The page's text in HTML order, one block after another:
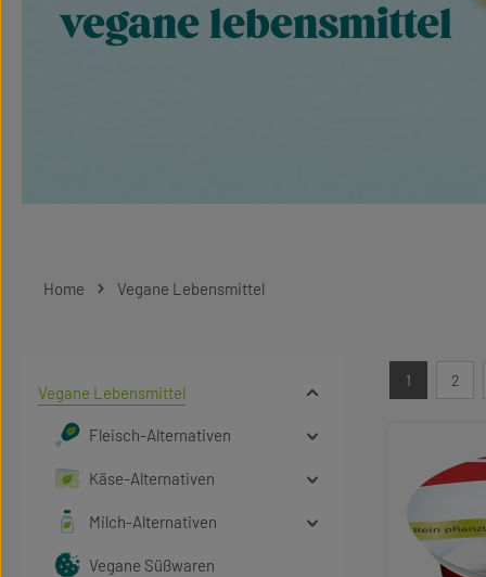
vegane lebensmittel
Home Vegane Lebensmittel
Vegane Lebensmittel
Fleisch-Alternativen
Käse-Alternativen
Milch-Alternativen
Vegane Süßwaren
Seite
1
Seite
2